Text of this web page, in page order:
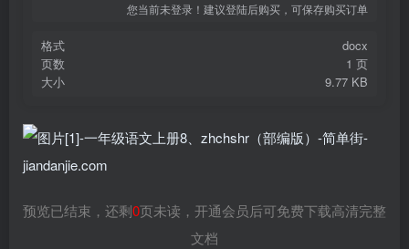
您当前未登录！建议登陆后购买，可保存购买订单
格式
docx
页数
1 页
大小
9.77 KB
预览已结束，还剩0页未读，开通会员后可免费下载高清完整
文档